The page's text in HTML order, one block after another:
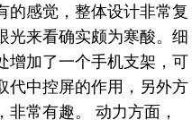
的感觉，整体设计非常复
光来看确实颇为寒酸。细
增加了一个手机支架，可
代中控屏的作用，另外方
非常有趣。 动力方面，